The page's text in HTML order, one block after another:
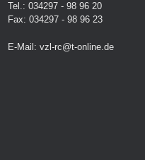
Tel.: 034297 - 98 96 20
Fax: 034297 - 98 96 23
E-Mail: vzl-rc@t-online.de